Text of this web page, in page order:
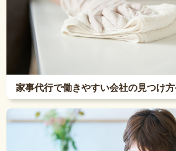
家事代行で働きやすい会社の見つけ